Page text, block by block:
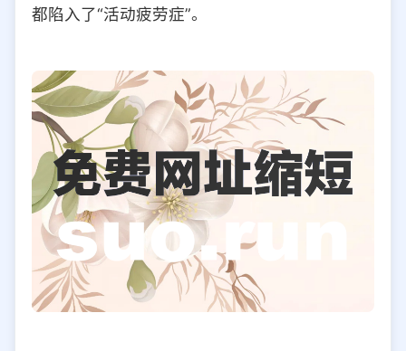
都陷入了“活动疲劳症”。